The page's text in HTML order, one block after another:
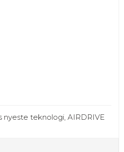
nyeste teknologi, AIRDRIVE